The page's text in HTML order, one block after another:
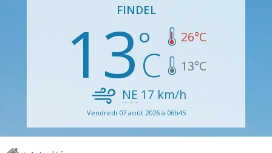
FINDEL
13 26°C
13°C
NE 17 km/h
Vendredi 07 août 2026 à 06h45